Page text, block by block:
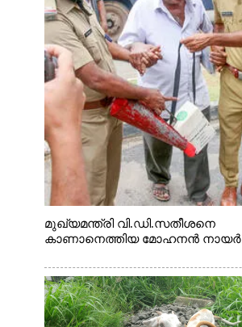
മുഖ്യമന്ത്രി വി.ഡി.സതീശനെ
കാണാനെത്തിയ മോഹനൻ നായർ